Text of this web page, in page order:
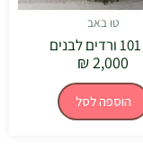
טו באב
₪2,000
הוספה לסל